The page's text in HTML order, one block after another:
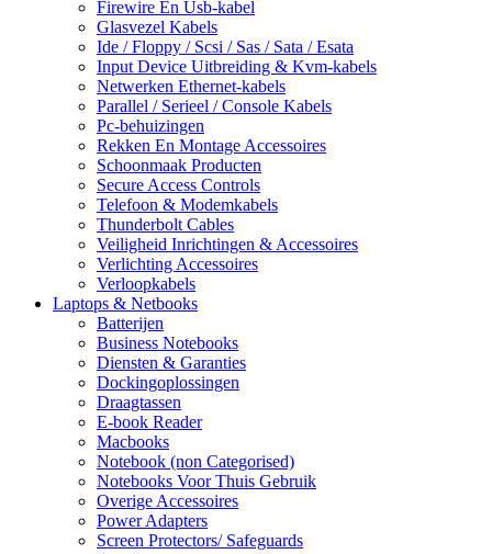
Firewire En Usb-kabel
Glasvezel Kabels
Ide / Floppy / Scsi / Sas / Sata / Esata
Input Device Uitbreiding & Kvm-kabels
Netwerken Ethernet-kabels
Parallel / Serieel / Console Kabels
Pc-behuizingen
Rekken En Montage Accessoires
Schoonmaak Producten
Secure Access Controls
Telefoon & Modemkabels
Thunderbolt Cables
Veiligheid Inrichtingen & Accessoires
Verlichting Accessoires
Verloopkabels
Laptops & Netbooks
Batterijen
Business Notebooks
Diensten & Garanties
Dockingoplossingen
Draagtassen
E-book Reader
Macbooks
Notebook (non Categorised)
Notebooks Voor Thuis Gebruik
Overige Accessoires
Power Adapters
Screen Protectors/ Safeguards